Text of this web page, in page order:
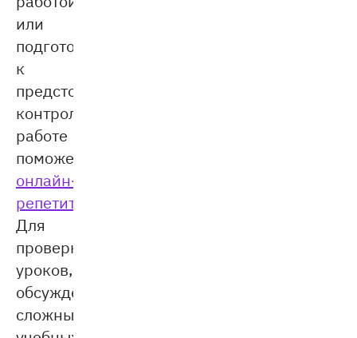
или
подготовить
к
предстоящей
контрольной
работе
поможет
онлайн-
репетитор
Для
проверки
уроков,
обсуждения
сложных